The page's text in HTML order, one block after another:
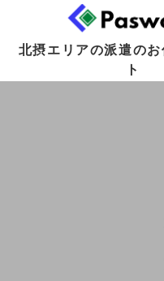
北摂エリアの派遣のお
ト